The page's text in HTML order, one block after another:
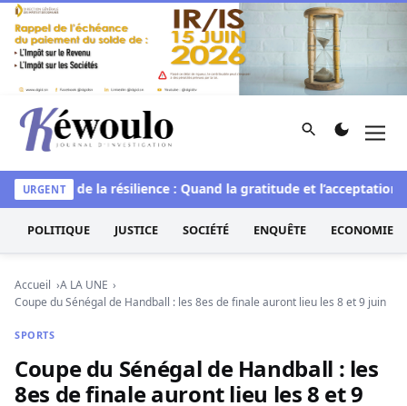
Aller au contenu
Kéwoulo, le premier site d'information et d'investigation
Rechercher
URGENT
L’art de la résilience : Quand la gratitude et l’acceptation
POLITIQUE JUSTICE SOCIÉTÉ ENQUÊTE ECONOMIE
Accueil
A LA UNE
Coupe du Sénégal de Handball : les 8es de finale auront lieu les 8 et 9 juin
SPORTS
Coupe du Sénégal de Handball : les
8es de finale auront lieu les 8 et 9